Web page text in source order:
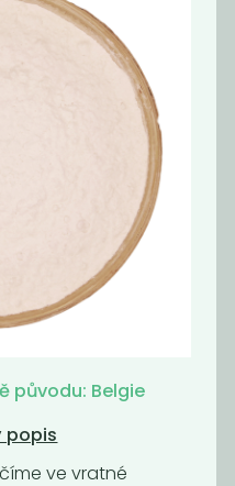
Cizrnová
mouka
129Kč / Kg
původu: Belgie
popis
ve vratné